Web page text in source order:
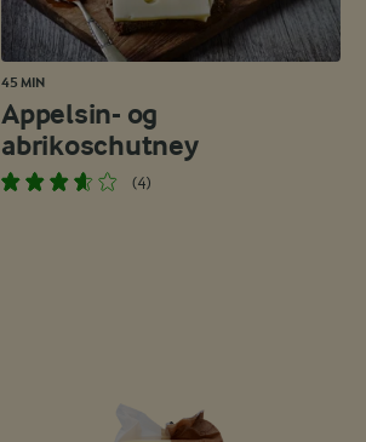
45 MIN
Appelsin- og
abrikoschutney
(4)